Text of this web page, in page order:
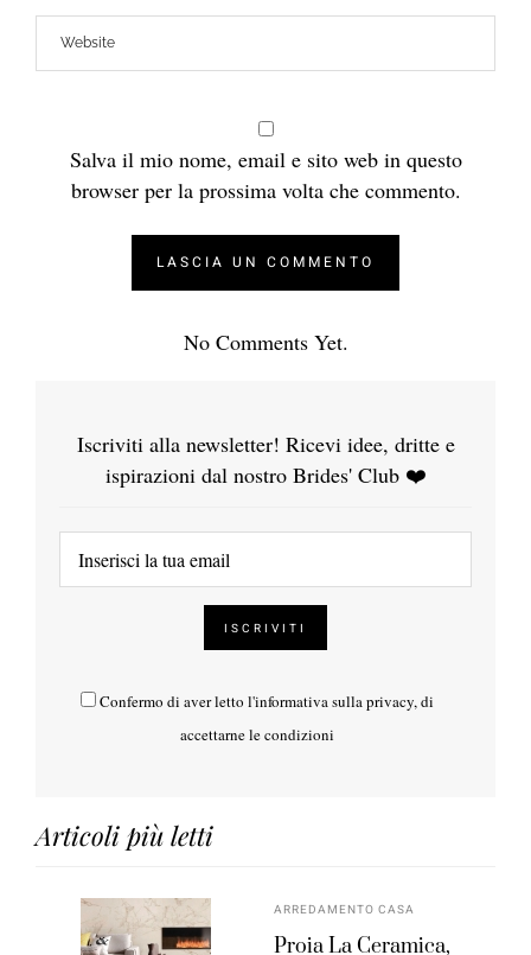
Salva il mio nome, email e sito web in questo
browser per la prossima volta che commento.
No Comments Yet.
Iscriviti alla newsletter! Ricevi idee, dritte e
ispirazioni dal nostro Brides' Club ❤️
Confermo di aver letto l'informativa sulla privacy, di
accettarne le condizioni
Articoli più letti
ARREDAMENTO CASA
Proia La Ceramica,